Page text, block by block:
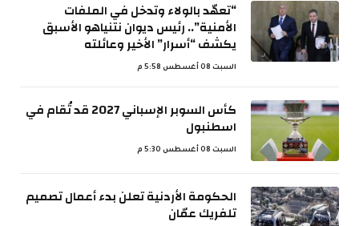
“تعهّد بالولاء وتدخل في الملفات
الأمنية”.. رئيس ديوان نتنياهو الأسبق
يكشف “أسرار” الأخير وعائلته
السبت 08 أغسطس 5:58 م
كأس السوبر الإسباني 2027 قد تُقام في
اسطنبول
السبت 08 أغسطس 5:30 م
الحكومة الأردنية تعلن بدء أعمال تصميم
تلفريك عمّان